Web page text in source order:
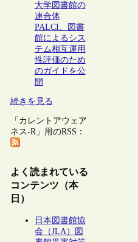
大学図書館の
連合体
PALCI、図書
館によるシス
テム相互運用
性評価のため
のガイドを公
開
続きを見る
「カレントアウェア
ネス-R」用のRSS：
よく読まれている
コンテンツ（本
日）
日本図書館協
会（JLA）図